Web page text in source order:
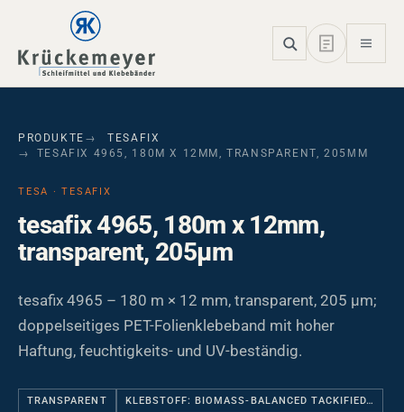
Skip to main navigation
Skip to main content
Skip to page footer
PRODUKTE
TESAFIX
TESAFIX 4965, 180M X 12MM, TRANSPARENT, 205ΜM
TESA · TESAFIX
tesafix 4965, 180m x 12mm,
transparent, 205µm
tesafix 4965 – 180 m × 12 mm, transparent, 205 µm;
doppelseitiges PET-Folienklebeband mit hoher
Haftung, feuchtigkeits- und UV-beständig.
TRANSPARENT KLEBSTOFF: BIOMASS-BALANCED TACKIFIED…